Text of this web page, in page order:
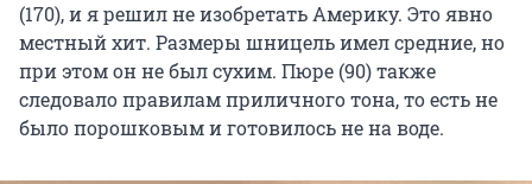
(170), и я решил не изобретать Америку. Это явно
местный хит. Размеры шницель имел средние, но
при этом он не был сухим. Пюре (90) также
следовало правилам приличного тона, то есть не
было порошковым и готовилось не на воде.